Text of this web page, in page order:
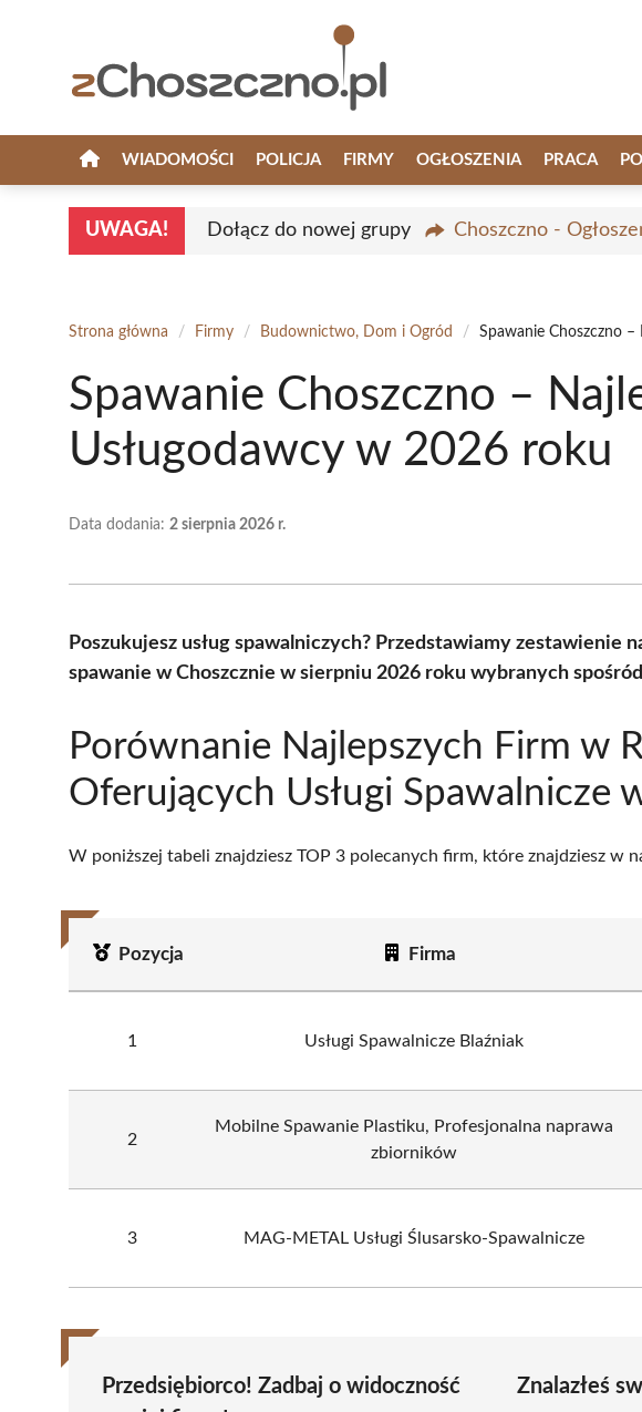
WIADOMOŚCI POLICJA FIRMY OGŁOSZENIA PRACA
UWAGA! Dołącz do nowej grupy Choszczno -
Strona główna / Firmy / Budownictwo, Dom i Ogród / Spawanie Choszczno
Spawanie Choszczno –
Usługodawcy w 2026 roku
Data dodania: 2 sierpnia 2026 r.
Poszukujesz usług spawalniczych? Przedstawiamy zestawienie
spawanie w Choszcznie w sierpniu 2026 roku wybranych
Porównanie Najlepszych Firm w
Oferujących Usługi Spawalnicze
W poniższej tabeli znajdziesz TOP 3 polecanych firm, które znajdziesz w
Pozycja Firma
1 Usługi Spawalnicze Blaźniak
2
Mobilne Spawanie Plastiku, Profesjonalna naprawa
zbiorników
3 MAG-METAL Usługi Ślusarsko-Spawalnicze
Przedsiębiorco! Zadbaj o widoczność
Znalazłeś